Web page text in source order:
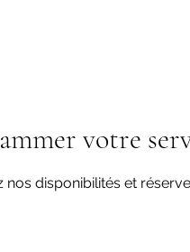
votre
nos disponibilités et